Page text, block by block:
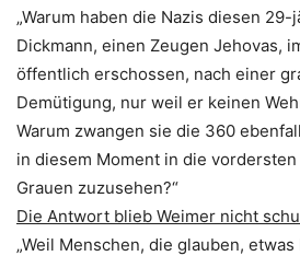
„Warum haben die Nazis diesen
Dickmann, einen Zeugen Jehovas,
öffentlich erschossen, nach einer
Demütigung, nur weil er keinen
Warum zwangen sie die 360
in diesem Moment in die vordersten
Grauen zuzusehen?“
Die Antwort blieb Weimer nicht
„Weil Menschen, die glauben,